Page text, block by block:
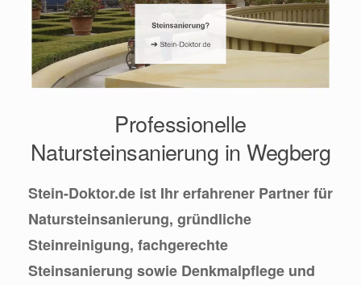
Professionelle
Natursteinsanierung in Wegberg
Stein-Doktor.de ist Ihr erfahrener Partner für
Natursteinsanierung, gründliche
Steinreinigung, fachgerechte
Steinsanierung sowie Denkmalpflege und